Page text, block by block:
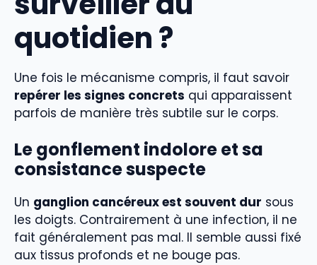
quotidien ?
Une fois le mécanisme compris, il faut savoir
repérer les signes concrets qui apparaissent
parfois de manière très subtile sur le corps.
Le gonflement indolore et sa
consistance suspecte
Un ganglion cancéreux est souvent dur sous
les doigts. Contrairement à une infection, il ne
fait généralement pas mal. Il semble aussi fixé
aux tissus profonds et ne bouge pas.